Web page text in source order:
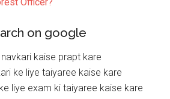
on google
kaise prapt kare
ke liye taiyaree kaise kare
liye exam ki taiyaree kaise kare